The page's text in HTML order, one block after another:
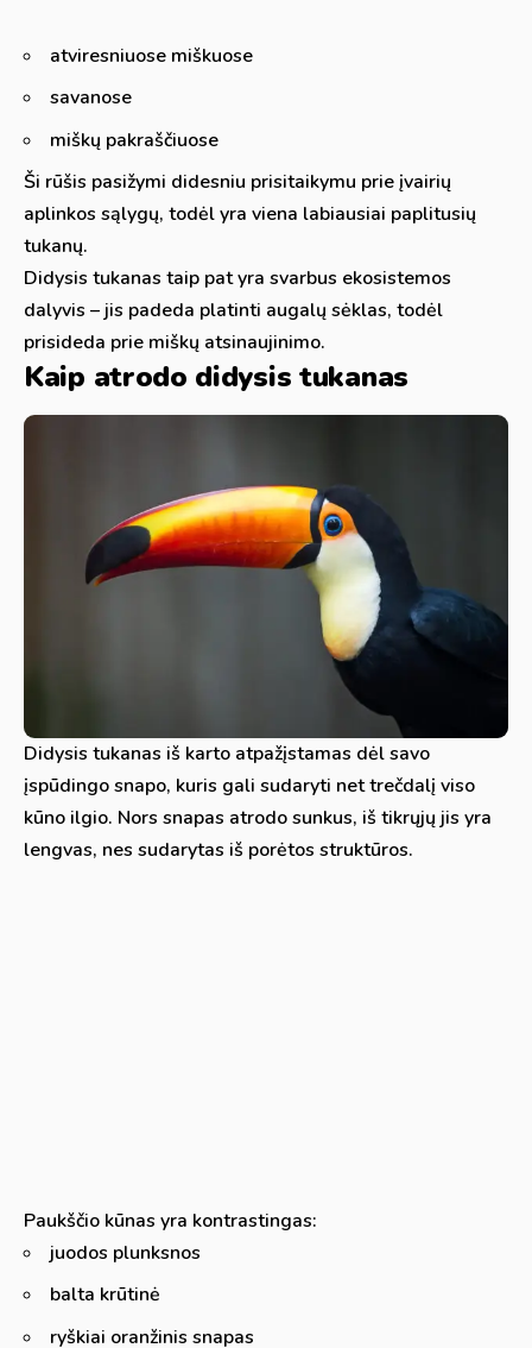
atviresniuose miškuose
savanose
miškų pakraščiuose
Ši rūšis pasižymi didesniu prisitaikymu prie įvairių
aplinkos sąlygų, todėl yra viena labiausiai paplitusių
tukanų.
Didysis tukanas taip pat yra svarbus ekosistemos
dalyvis – jis padeda platinti augalų sėklas, todėl
prisideda prie miškų atsinaujinimo.
Kaip atrodo didysis tukanas
Didysis tukanas iš karto atpažįstamas dėl savo
įspūdingo snapo, kuris gali sudaryti net trečdalį viso
kūno ilgio. Nors snapas atrodo sunkus, iš tikrųjų jis yra
lengvas, nes sudarytas iš porėtos struktūros.
Paukščio kūnas yra kontrastingas:
juodos plunksnos
balta krūtinė
ryškiai oranžinis snapas